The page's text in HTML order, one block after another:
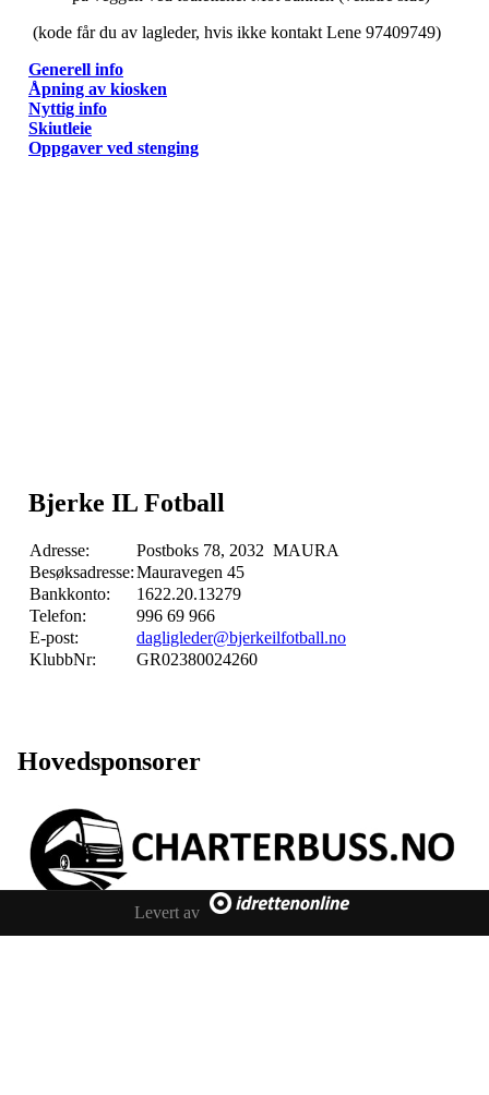
(kode får du av lagleder, hvis ikke kontakt Lene 97409749)
Generell info
Åpning av kiosken
Nyttig info
Skiutleie
Oppgaver ved stenging
Bjerke IL Fotball
Adresse:
Postboks 78, 2032 MAURA
Besøksadresse:Mauravegen 45
Bankkonto:
1622.20.13279
Telefon:
996 69 966
E-post:
dagligleder@bjerkeilfotball.no
KlubbNr:
GR02380024260
Hovedsponsorer
Levert av